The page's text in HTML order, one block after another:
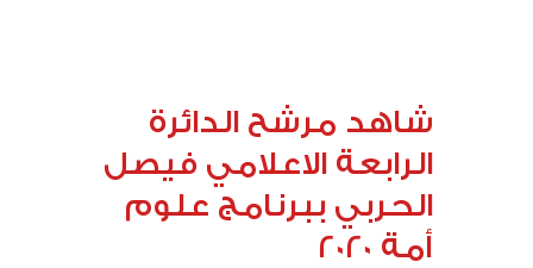
شاهد مرشح الدائرة
الرابعة الاعلامي فيصل
الحربي ببرنامج علوم
أمة 2020